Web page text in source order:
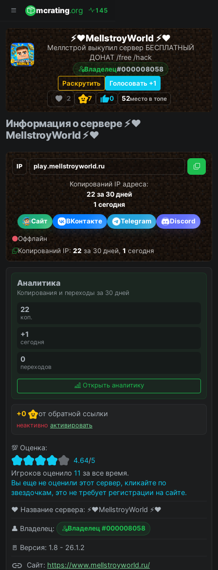
mcrating.org 1 45
⚡️❤️MellstroyWorld ⚡️❤️
Меллстрой выкупил сервер БЕСПЛАТНЫЙ
ДОНАТ /free /hack
Владелец#000008058
Раскрутить
Голосовать +1
2
7 0 52место в топе
Информация о сервере ⚡️❤️
MellstroyWorld ⚡️❤️
IP
Копирований IP адреса:
22 за 30 дней
1 сегодня
Сайт ВКонтакте Telegram Discord
Оффлайн
Копирований IP: 22 за 30 дней, 1 сегодня
Аналитика
Копирования и переходы за 30 дней
22
коп.
+1
сегодня
0
переходов
Открыть аналитику
+0 от обратной ссылки
неактивно активировать
💯 Оценка:
4.64/5
Игроков оценило 11 за все время.
Вы еще не оценили этот сервер, кликайте по
звездочкам, это не требует регистрации на сайте.
❤️ Название сервера: ⚡️❤️MellstroyWorld ⚡️❤️
👤 Владелец: Владелец #000008058
🚪 Версия: 1.8 - 26.1.2
Сайт: https://www.mellstroyworld.ru/